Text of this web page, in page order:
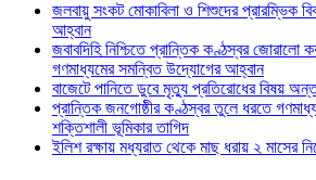
জলবায়ু সংকট মোকাবিলা ও শিশুদের প্রারম্ভিক
আহ্বান
জবাবদিহি নিশ্চিতে প্রান্তিক কণ্ঠস্বর জোরালো
গণমাধ্যমের সমন্বিত উদ্যোগের আহ্বান
বাজেটে পানিতে ডুবে মৃত্যু প্রতিরোধের বিষয়
প্রান্তিক জনগোষ্ঠীর কণ্ঠস্বর তুলে ধরতে
শক্তিশালী ভূমিকার তাগিদ
ইলিশ রক্ষায় মধ্যরাত থেকে মাছ ধরায় ২ মাসের